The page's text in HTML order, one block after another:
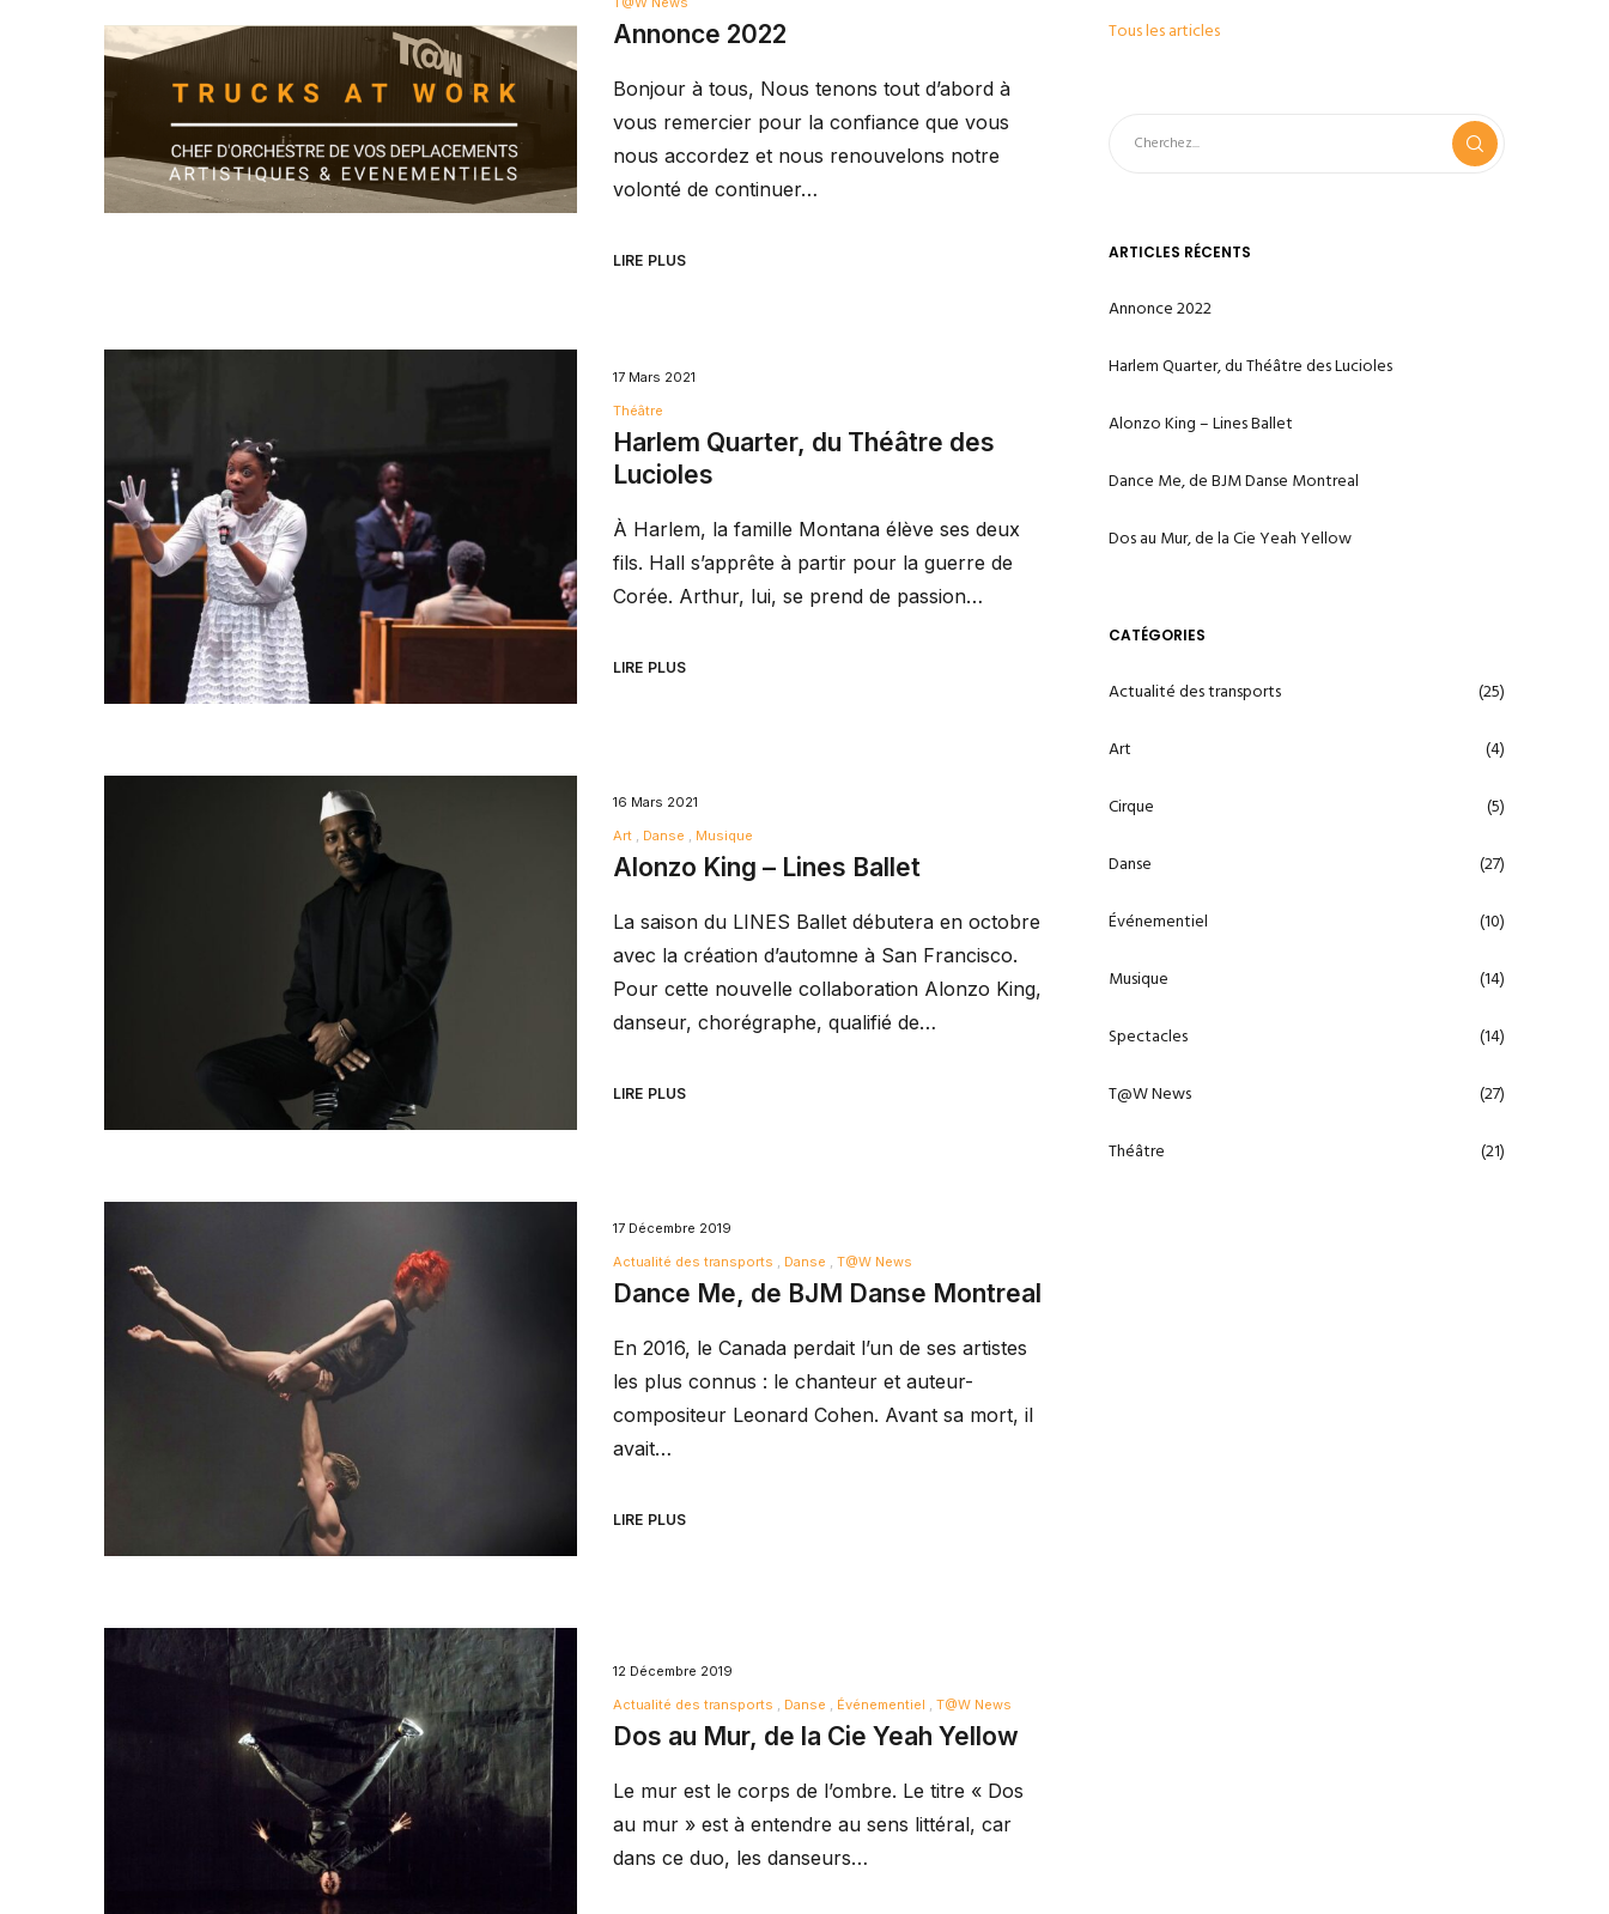
Annonce 2022
Bonjour à tous, Nous tenons tout d’abord à
vous remercier pour la confiance que vous
nous accordez et nous renouvelons notre
volonté de continuer…
LIRE PLUS
17 Mars 2021
Théâtre
Harlem Quarter, du Théâtre des
Lucioles
À Harlem, la famille Montana élève ses deux
fils. Hall s’apprête à partir pour la guerre de
Corée. Arthur, lui, se prend de passion…
LIRE PLUS
16 Mars 2021
Art
Danse Musique
Alonzo King – Lines Ballet
La saison du LINES Ballet débutera en octobre
avec la création d’automne à San Francisco.
Pour cette nouvelle collaboration Alonzo King,
danseur, chorégraphe, qualifié de…
LIRE PLUS
17 Décembre 2019
Actualité des transports
Danse T@W News
Dance Me, de BJM Danse Montreal
En 2016, le Canada perdait l’un de ses artistes
les plus connus : le chanteur et auteur-
compositeur Leonard Cohen. Avant sa mort, il
avait…
LIRE PLUS
12 Décembre 2019
Actualité des transports
Danse Événementiel T@W News
Dos au Mur, de la Cie Yeah Yellow
Le mur est le corps de l’ombre. Le titre « Dos
au mur » est à entendre au sens littéral, car
dans ce duo, les danseurs…
Tous les articles
ARTICLES RÉCENTS
Annonce 2022
Harlem Quarter, du Théâtre des Lucioles
Alonzo King – Lines Ballet
Dance Me, de BJM Danse Montreal
Dos au Mur, de la Cie Yeah Yellow
CATÉGORIES
Actualité des transports (25)
Art (4)
Cirque (5)
Danse (27)
Événementiel (10)
Musique (14)
Spectacles (14)
T@W News (27)
Théâtre (21)